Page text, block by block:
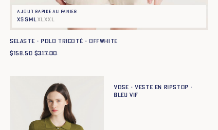
Ajout rapide au panier
XS S M L XLXXL
SELASTE - POLO TRICOTÉ - offwhite
$158.50 $317.00
VOSE - VESTE EN RIPSTOP -
BLEU VIF